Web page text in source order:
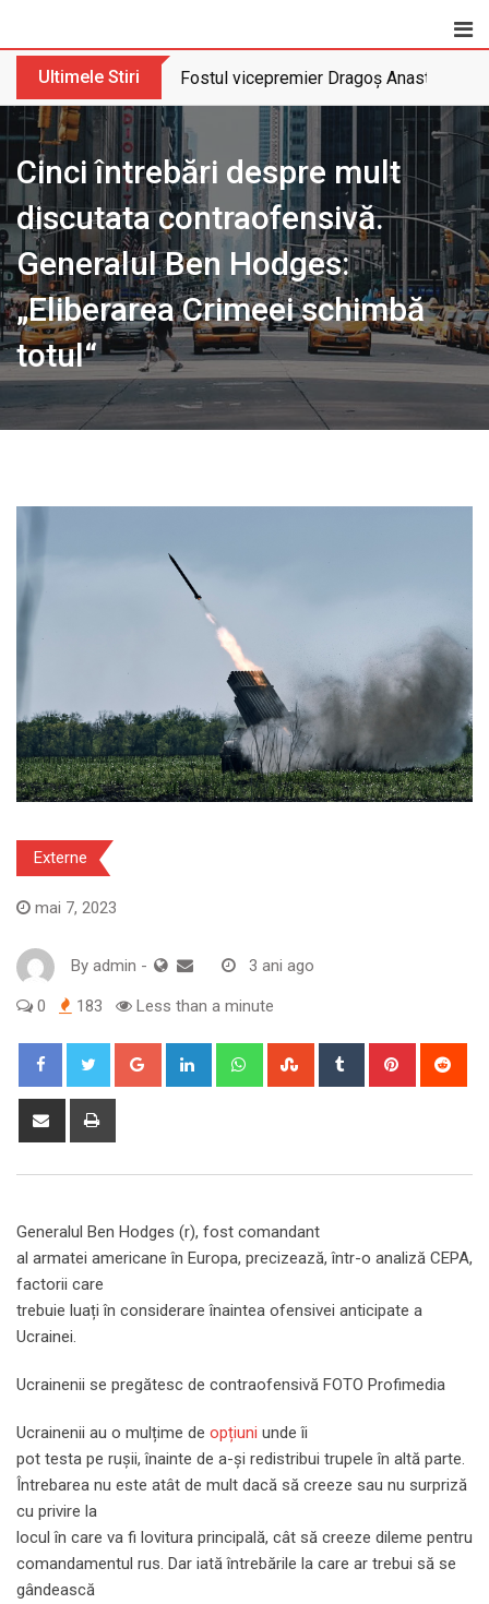
Ultimele Stiri Fostul vicepremier Dragoș Anastasiu
Cinci întrebări despre mult
discutata contraofensivă.
Generalul Ben Hodges:
„Eliberarea Crimeei schimbă
totul“
Externe
mai 7, 2023
By admin - 3 ani ago
0 183 Less than a minute
Google+ LinkedIn WhatsappStumbleUpon
Tumblr Pinterest
Share
Generalul Ben Hodges (r), fost comandant
al armatei americane în Europa, precizează, într-o analiză CEPA,
factorii care
trebuie luați în considerare înaintea ofensivei anticipate a
Ucrainei.
Ucrainenii se pregătesc de contraofensivă FOTO Profimedia
Ucrainenii au o mulțime de opțiuni unde îi
pot testa pe rușii, înainte de a-și redistribui trupele în altă parte.
Întrebarea nu este atât de mult dacă să creeze sau nu surpriză
cu privire la
locul în care va fi lovitura principală, cât să creeze dileme pentru
comandamentul rus. Dar iată întrebările la care ar trebui să se
gândească